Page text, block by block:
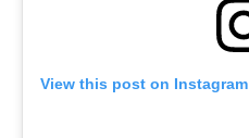
View this post on Instagram